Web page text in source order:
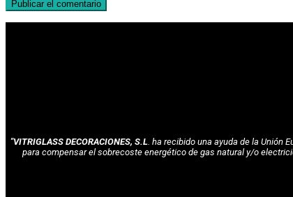
"VITRIGLASS DECORACIONES, S.L. ha recibido una ayuda de la Unión
para compensar el sobrecoste energético de gas natural y/o